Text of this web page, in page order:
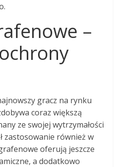
–
gracz na rynku
coraz większą
ze swojej wytrzymałości
zastosowanie również w
oferują jeszcze
a dodatkowo